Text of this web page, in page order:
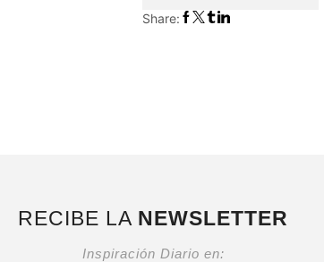
Share:
RECIBE LA NEWSLETTER
Inspiración Diario en: